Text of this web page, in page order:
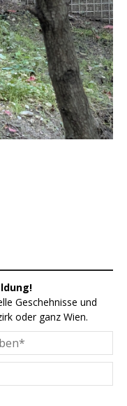
Geschehnisse und
oder ganz Wien.